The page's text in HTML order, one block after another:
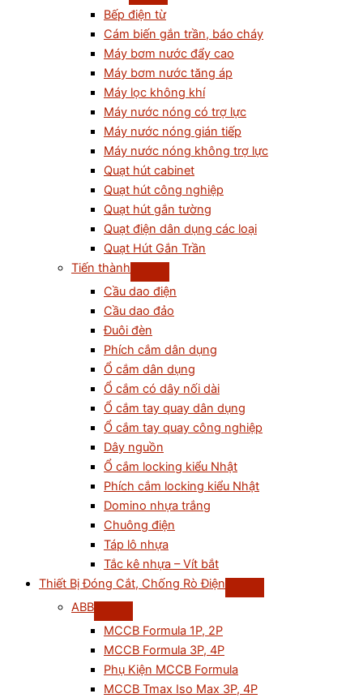
Bếp điện từ
Cám biến gắn trần, báo cháy
Máy bơm nước đẩy cao
Máy bơm nước tăng áp
Máy lọc không khí
Máy nước nóng có trợ lực
Máy nước nóng gián tiếp
Máy nước nóng không trợ lực
Quạt hút cabinet
Quạt hút công nghiệp
Quạt hút gắn tường
Quạt điện dân dụng các loại
Quạt Hút Gắn Trần
Tiến thành
Cầu dao điện
Cầu dao đảo
Đuôi đèn
Phích cắm dân dụng
Ổ cắm dân dụng
Ổ cắm có dây nối dài
Ổ cắm tay quay dân dụng
Ổ cắm tay quay công nghiệp
Dây nguồn
Ổ cắm locking kiểu Nhật
Phích cắm locking kiểu Nhật
Domino nhựa trắng
Chuông điện
Táp lô nhựa
Tắc kê nhựa – Vít bắt
Thiết Bị Đóng Cắt, Chống Rò Điện
ABB
MCCB Formula 1P, 2P
MCCB Formula 3P, 4P
Phụ Kiện MCCB Formula
MCCB Tmax Iso Max 3P, 4P